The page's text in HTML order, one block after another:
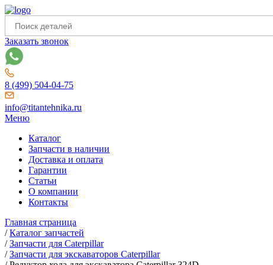
Заказать звонок
8 (499) 504-04-75
info@titantehnika.ru
Меню
Каталог
Запчасти в наличии
Доставка и оплата
Гарантии
Статьи
О компании
Контакты
Главная страница
/Каталог запчастей
/Запчасти для Caterpillar
/Запчасти для экскаваторов Caterpillar